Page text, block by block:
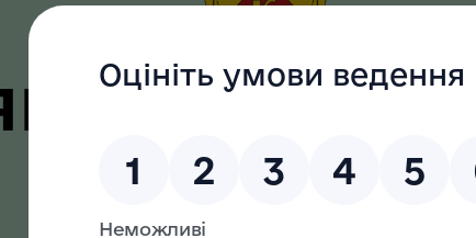
голови-секретаря міської
ради
Безбар"єрність
громада